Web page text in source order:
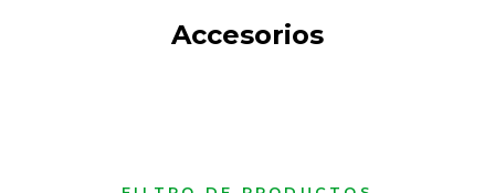
Accesorios